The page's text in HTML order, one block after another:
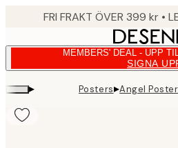
FRI FRAKT ÖVER 399 kr •
MEMBERS' DEAL - UPP
SIGNA
▸ Posters▸Angel Poster